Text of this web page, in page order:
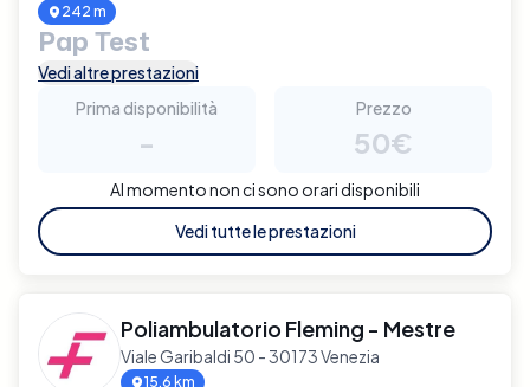
242 m
Pap Test
Vedi altre prestazioni
Prima disponibilità
-
Prezzo
50€
Al momento non ci sono orari disponibili
Vedi tutte le prestazioni
Poliambulatorio Fleming - Mestre
Viale Garibaldi 50 - 30173 Venezia
15.6 km